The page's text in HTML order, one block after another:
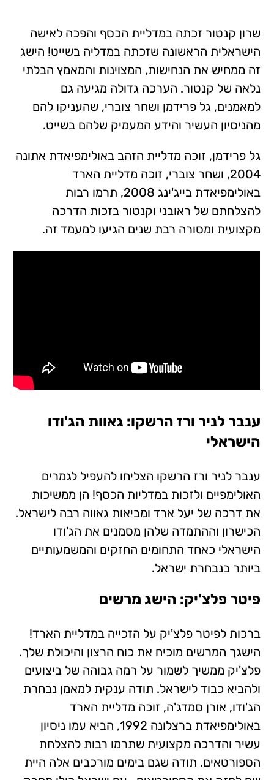
שרון קנטור זכתה במדליית הכסף והפכה לאישה
הישראלית הראשונה שזכתה במדליה בשייט! הישג
זה ממחיש את הנחישות, המצוינות והמאמץ הבלתי
נלאה של קנטור. הערכה גדולה מגיעה גם
למאמנים, גל פרידמן ושחר צוברי, שהעניקו להם
מהניסיון העשיר והידע המעמיק שלהם בשייט.
גל פרידמן, זוכה מדליית הזהב באולימפיאדת אתונה
2004, ושחר צוברי, זוכה מדליית הארד
באולימפיאדת בייג'ינג 2008, תרמו רבות
להצלחתם של ראובני וקנטור בזכות הדרכה
מקצועית ומסורה רבת שנים הגיעו למעמד זה.
ענבר לניר ורז הרשקו: גאוות הג'ודו
הישראלי
ענבר לניר ורז הרשקו הצליחו להעפיל לגמרים
האולימפיים ולזכות במדליות הכסף! הן ממשיכות
את דרכה של יעל ארד ומביאות גאווה רבה לישראל.
הכישרון וההתמדה שלהן מסמנים את הג'ודו
הישראלי כאחד התחומים החזקים והמשמעותיים
ביותר בנבחרת ישראל.
פיטר פלצ'יק: הישג מרשים
ברכות לפיטר פלצ'יק על הזכייה במדליית הארד!
הישגך המרשים מוכיח את כוח הרצון והיכולת שלך.
פלצ'יק ממשיך לשמור על רמה גבוהה של ביצועים
ולהביא כבוד לישראל. תודה ענקית למאמן נבחרת
הג'ודו, אורן סמדג'ה, זוכה מדליית הארד
באולימפיאדת ברצלונה 1992, הביא עמו ניסיון
עשיר והדרכה מקצועית שתרמו רבות להצלחת
הספורטאים. תודה שגם בימים מורכבים אלה היית